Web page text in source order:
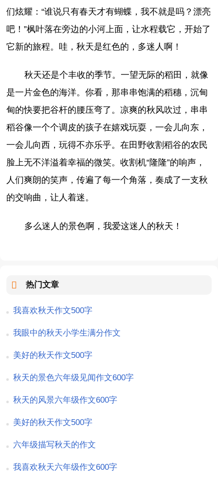
们炫耀：“谁说只有春天才有蝴蝶，我不就是吗？漂亮
吧！”枫叶落在旁边的小河上面，让水程载它，开始了
它新的旅程。哇，秋天是红色的，多迷人啊！
秋天还是个丰收的季节。一望无际的稻田，就像
是一片金色的海洋。你看，那串串饱满的稻穗，沉甸
甸的快要把谷杆的腰压弯了。凉爽的秋风吹过，串串
稻谷像一个个调皮的孩子在嬉戏玩耍，一会儿向东，
一会儿向西，玩得不亦乐乎。在田野收割稻谷的农民
脸上无不洋溢着幸福的微笑。收割机“隆隆”的响声，
人们爽朗的笑声，传遍了每一个角落，奏成了一支秋
的交响曲，让人着迷。
多么迷人的景色啊，我爱这迷人的秋天！
热门文章
我喜欢秋天作文500字
我眼中的秋天小学生满分作文
美好的秋天作文500字
秋天的景色六年级见闻作文600字
秋天的风景六年级作文600字
美好的秋天作文500字
六年级描写秋天的作文
我喜欢秋天六年级作文600字